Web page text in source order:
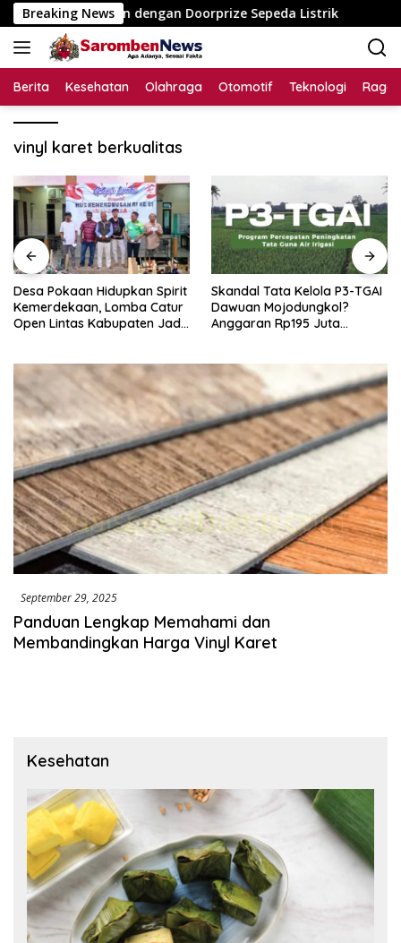
Langsung
ke
konten
Breaking News
Dusun dengan Doorprize Sepeda Listrik
Berita Kesehatan Olahraga Otomotif Teknologi
vinyl karet berkualitas
Desa Pokaan Hidupkan Spirit
Kemerdekaan, Lomba Catur
Open Lintas Kabupaten Jadi
Skandal Tata Kelola P3-TGAI
Dawuan Mojodungkol?
Anggaran Rp195 Juta
Swakelola Petani
September 29, 2025
Panduan Lengkap Memahami dan
Membandingkan Harga Vinyl Karet
Kesehatan